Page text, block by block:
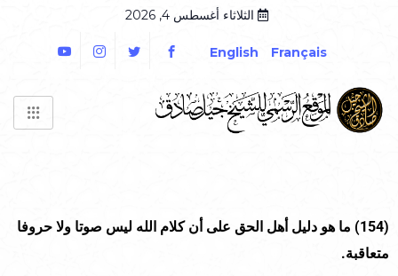
الثلاثاء أغسطس 4, 2026
Français
English
(154)
ما هو دليل أهل الحق على أن كلام الله ليس صوتا ولا حروفا
متعاقبة.